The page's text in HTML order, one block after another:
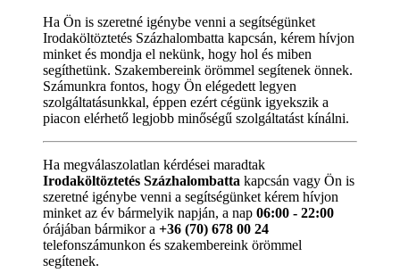
Ha Ön is szeretné igénybe venni a segítségünket
Irodaköltöztetés Százhalombatta kapcsán, kérem hívjon
minket és mondja el nekünk, hogy hol és miben
segíthetünk. Szakembereink örömmel segítenek önnek.
Számunkra fontos, hogy Ön elégedett legyen
szolgáltatásunkkal, éppen ezért cégünk igyekszik a
piacon elérhető legjobb minőségű szolgáltatást kínálni.
Ha megválaszolatlan kérdései maradtak
Irodaköltöztetés Százhalombatta kapcsán vagy Ön is
szeretné igénybe venni a segítségünket kérem hívjon
minket az év bármelyik napján, a nap 06:00 - 22:00
órájában bármikor a +36 (70) 678 00 24
telefonszámunkon és szakembereink örömmel
segítenek.